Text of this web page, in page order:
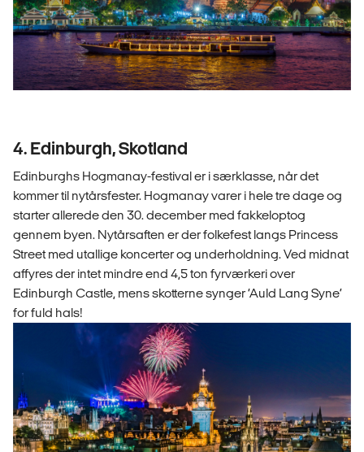
4. Edinburgh, Skotland
Edinburghs Hogmanay-festival er i særklasse, når det
kommer til nytårsfester. Hogmanay varer i hele tre dage og
starter allerede den 30. december med fakkeloptog
gennem byen. Nytårsaften er der folkefest langs Princess
Street med utallige koncerter og underholdning. Ved midnat
affyres der intet mindre end 4,5 ton fyrværkeri over
Edinburgh Castle, mens skotterne synger ‘Auld Lang Syne’
for fuld hals!